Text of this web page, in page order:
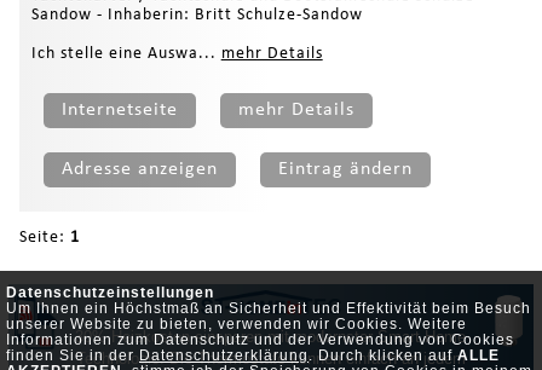
Datenschutzeinstellungen
Um Ihnen ein Höchstmaß an Sicherheit und Effektivität beim Besuch
unserer Website zu bieten, verwenden wir Cookies. Weitere
Informationen zum Datenschutz und der Verwendung von Cookies
finden Sie in der Datenschutzerklärung. Durch klicken aufALLE
Sandow - Inhaberin: Britt Schulze-Sandow
Ich stelle eine Auswa... mehr Details
Internetseite mehr Details
Adresse anzeigen Eintrag ändern
Seite: 1
30% Heizkosten einsparen mit modernster Smart Home
Technologie. Die Thermostate können einfach an jedem